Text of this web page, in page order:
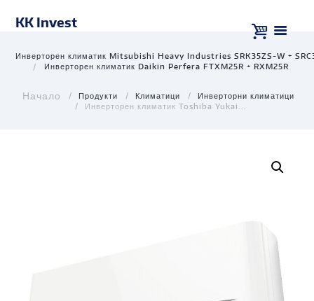
KK Invest
Инверторен климатик Mitsubishi Heavy Industries SRK35ZS-W +
Инверторен климатик Daikin Perfera FTXM25R + RXM25R
Продукти Климатици
Инверторни климатици
Инверторен климатик Toshiba Yukai...